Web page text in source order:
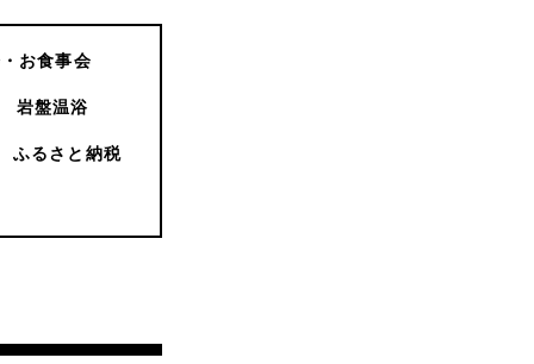
お食事会
岩盤温浴
ふるさと納税